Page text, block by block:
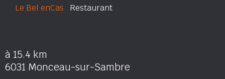
Le Bel enCas Restaurant
à 15.4 km
6031 Monceau-sur-Sambre